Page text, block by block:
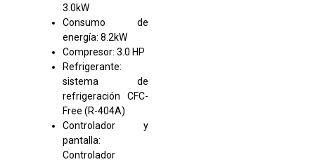
3.0kW
Consumo de
energía: 8.2kW
Compresor: 3.0 HP
Refrigerante:
sistema de
refrigeración CFC-
Free (R-404A)
Controlador y
pantalla:
Controlador